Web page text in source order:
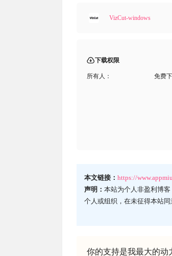
VizCut-windows
下载权限
所有人： 免费
本文链接： https://
声明： 本站为个人非盈利博
个人或组织，在未征得本站
你的支持是我最大的动